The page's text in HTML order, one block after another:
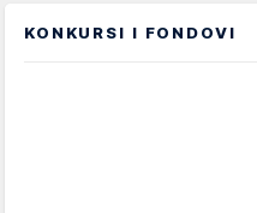
KONKURSI I FONDOVI